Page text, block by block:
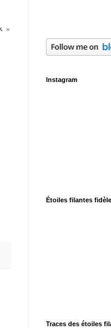
»
Instagram
Étoiles filantes
Traces des étoiles